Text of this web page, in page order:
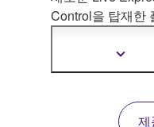
Control을 탑재한
스를 자유롭게
고 사운드를 원하
창의성을 한층 높
더
자
정
제